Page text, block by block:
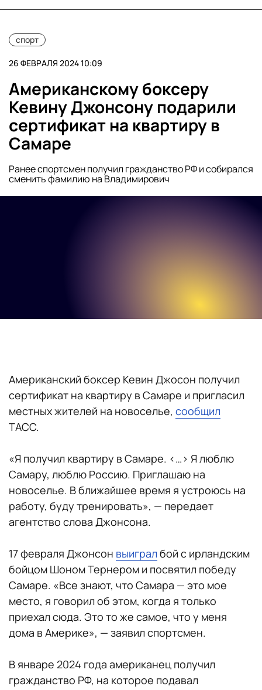
спорт
26 ФЕВРАЛЯ 2024 10:09
Американскому боксеру
Кевину Джонсону подарили
сертификат на квартиру в
Самаре
Ранее спортсмен получил гражданство РФ и собирался
сменить фамилию на Владимирович
Американский боксер Кевин Джосон получил
сертификат на квартиру в Самаре и пригласил
местных жителей на новоселье, сообщил
ТАСС.
«Я получил квартиру в Самаре. <…> Я люблю
Самару, люблю Россию. Приглашаю на
новоселье. В ближайшее время я устроюсь на
работу, буду тренировать», — передает
агентство слова Джонсона.
17 февраля Джонсон выигралбой с ирландским
бойцом Шоном Тернером и посвятил победу
Самаре. «Все знают, что Самара — это мое
место, я говорил об этом, когда я только
приехал сюда. Это то же самое, что у меня
дома в Америке», — заявил спортсмен.
В январе 2024 года американец получил
гражданство РФ, на которое подавал